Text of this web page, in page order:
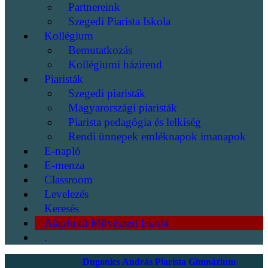
Partnereink
Szegedi Piarista Iskola
Kollégium
Bemutatkozás
Kollégiumi házirend
Piaristák
Szegedi piaristák
Magyarországi piaristák
Piarista pedagógia és lelkiség
Rendi ünnepek emléknapok imanapok
E-napló
E-menza
Classroom
Levelezés
Keresés
Alapfokú Művészeti Iskola
.
Dugonics András Piarista Gimnázium